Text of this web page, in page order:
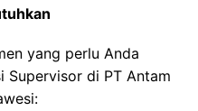
yang perlu Anda
Supervisor di PT Antam